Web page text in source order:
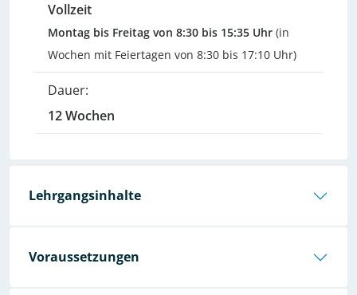
Vollzeit
Montag bis Freitag von 8:30 bis 15:35 Uhr (in
Wochen mit Feiertagen von 8:30 bis 17:10 Uhr)
Dauer:
12 Wochen
Lehrgangsinhalte
Voraussetzungen